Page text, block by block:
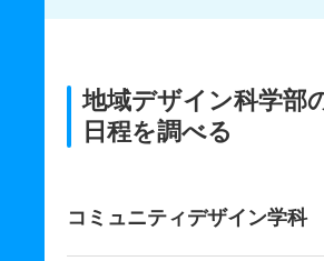
地域デザイン科学部
日程を調べる
コミュニティデザイン学科